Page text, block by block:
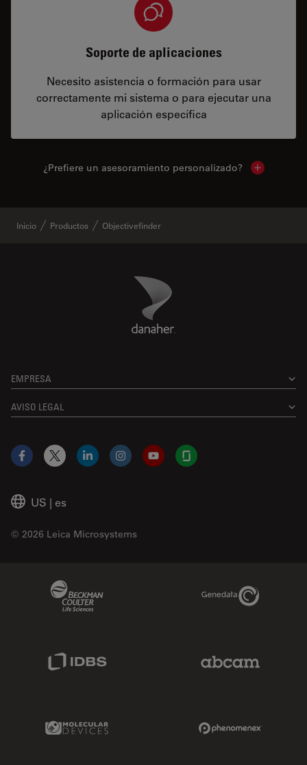
Soporte de aplicaciones
Necesito asistencia o formación para usar
correctamente mi sistema o para ejecutar una
aplicación específica
¿Prefiere un asesoramiento personalizado? Show local
Inicio Productos Objectivefinder
Danaher Logo
EMPRESA
AVISO LEGAL
US | es
© 2026 Leica Microsystems
Facebook
X LinkedInInstagramYouTubeGlassdoor
Genedata Link
Molecular Devices Link